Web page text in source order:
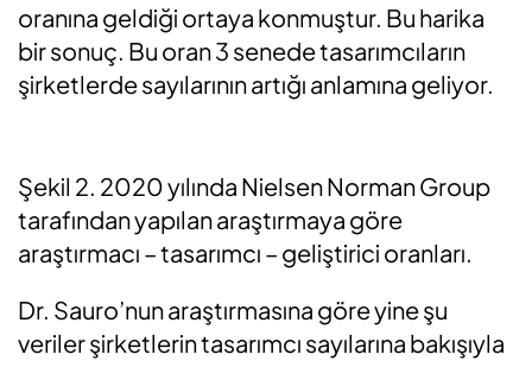
oranına geldiği ortaya konmuştur. Bu harika
bir sonuç. Bu oran 3 senede tasarımcıların
şirketlerde sayılarının artığı anlamına geliyor.
Şekil 2. 2020 yılında Nielsen Norman Group
tarafından yapılan araştırmaya göre
araştırmacı – tasarımcı – geliştirici oranları.
Dr. Sauro’nun araştırmasına göre yine şu
veriler şirketlerin tasarımcı sayılarına bakışıyla